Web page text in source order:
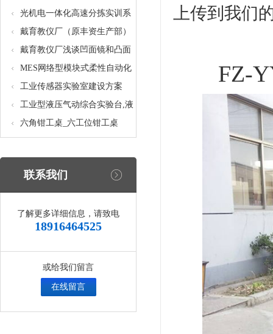
台_工业机器人基础应用实训考
核设备
光机电一体化高速分拣实训系
统_光机电一体化高速分拣实验
实训设备
戴育教仪厂（原丰资生产部）
助力春季高教仪器展
戴育教仪厂浅谈凹面镜和凸面
镜的区别之处
MES网络型模块式柔性自动化
生产线实验系统(八站)_模块柔
性自动化生产线教学实训设备
工业传感器实验室建设方案
工业型液压气动综合实验台,液
压气动综合实训台
六角钳工桌_六工位钳工桌
联系我们
了解更多详细信息，请致电
18916464525
或给我们留言
在线留言
上传到我们
FZ-